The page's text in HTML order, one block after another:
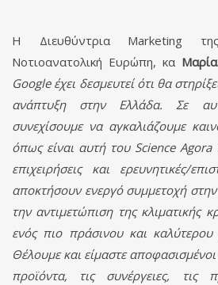
Η Διευθύντρια Marketing
Νοτιοανατολική Ευρώπη, κα
Google έχει δεσμευτεί ότι θα
ανάπτυξη στην Ελλάδα. Σε
συνεχίσουμε να αγκαλιάζουμε
όπως είναι αυτή του Science Agora
επιχειρήσεις και ερευνητικές/
αποκτήσουν ενεργό συμμετοχή
την αντιμετώπιση της κλιματικής
ενός πιο πράσινου και καλύτερου
Θέλουμε και είμαστε
προϊόντα, τις συνέργειες, τις